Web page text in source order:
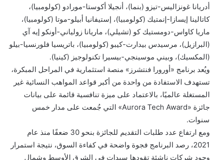
أدريانا غونزاليس-تيزو (بنما)، أنجيلا أكوستا-مورادو (كولومبيا)،
كاتالينا إيسازا-إنمتيك (كولومبيا)، إستيفانيا أبيلو-موتا (كولومبيا)،
ماريا كاواس-دومستيك كو (تشيلي)، ماريانا زولياني-أونكو إيه آي
(البرازيل)، مرسيدس بيدارت-كيبو (كولومبيا)، باتريسيا فلورنسيا-بيلو
(المكسيك)، وبيني موسينجي-بيسيرا تكنولوجيز (كينيا).
ويُعد برنامج «أورورا فنتشرز» منصة استثمارية في المراحل المبكرة،
تستهدف الاستفادة من واحدة من أكبر قواعد المواهب النسائية غير
المستغلة عالميًا، بالاعتماد على ميزة تنافسية قائمة على بيانات
جائزة «Aurora Tech Award» التي جُمعت على مدار خمس
سنوات.
ومع ارتفاع عدد طلبات التقديم للجائزة بنحو 30 ضعفًا منذ عام
2021، رصد البرنامج فجوة واضحة في كفاءة السوق، نتيجة استمرار
وجود شركات ناشئة تقودها سيدات في الشرق الأوسط وشمال